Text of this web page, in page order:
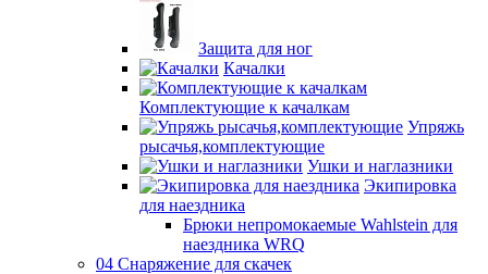
Защита для ног
Качалки
Комплектующие к качалкам
Упряжь
рысачья,комплектующие
Ушки и наглазники
Экипировка
для наездника
Брюки непромокаемые Wahlstein для
наездника WRQ
04 Снаряжение для скачек